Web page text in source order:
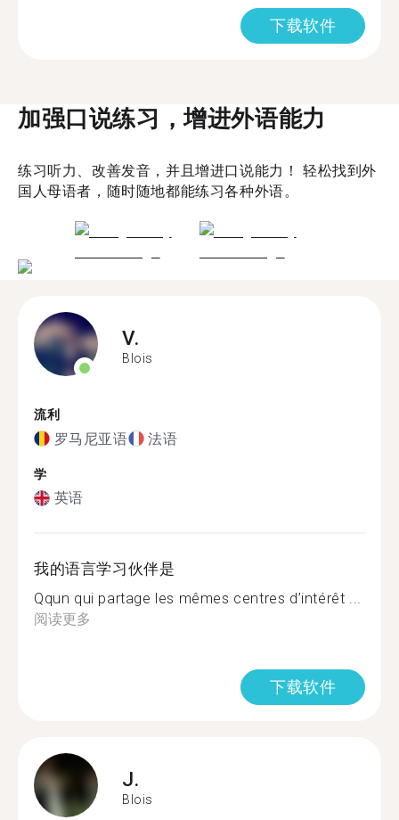
下载软件
加强口说练习，增进外语能力
练习听力、改善发音，并且增进口说能力！ 轻松找到外
国人母语者，随时随地都能练习各种外语。
V.
Blois
流利
罗马尼亚语 法语
学
英语
我的语言学习伙伴是
Qqun qui partage les mêmes centres d’intérêt ...
阅读更多
下载软件
J.
Blois